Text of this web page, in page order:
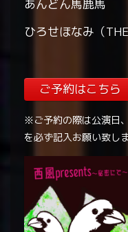
あんどん馬鹿馬
ひろせほなみ（
ご予約はこちら
※ご予約の際は公演日
を必ず記入お願い致しま